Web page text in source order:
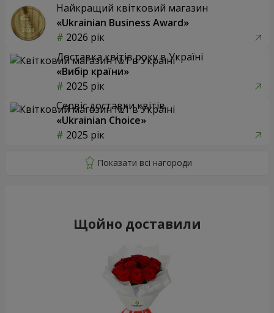
Найкращий квітковий магазин
«Ukrainian Business Award»
2026 рік
Доставка квітів року в Україні
«Вибір країни»
2025 рік
Сервіс доставки квітів
«Ukrainian Choice»
2025 рік
Щойно доставили